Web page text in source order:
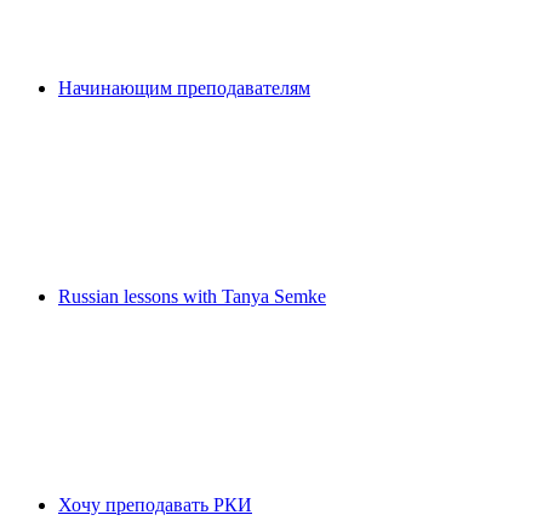
Начинающим преподавателям
Russian lessons with Tanya Semke
Хочу преподавать РКИ